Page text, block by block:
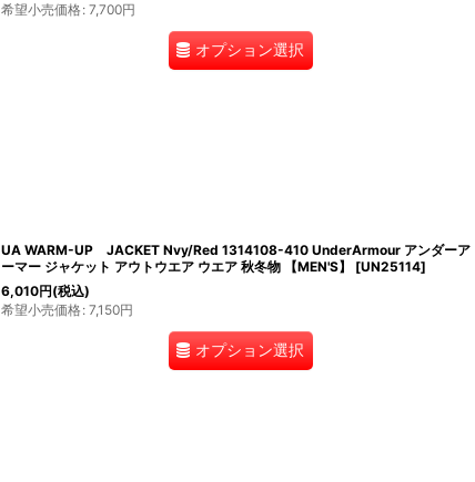
希望小売価格: 7,700円
オプション選択
UA WARM-UP JACKET Nvy/Red 1314108-410 UnderArmour アンダーア
ーマー ジャケット アウトウエア ウエア 秋冬物 【MEN'S】
[UN25114]
6,010円(税込)
希望小売価格: 7,150円
オプション選択